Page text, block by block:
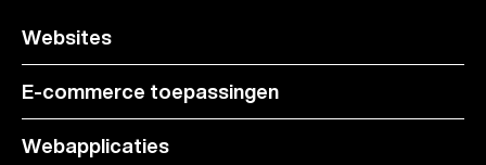
Websites
E-commerce toepassingen
Webapplicaties